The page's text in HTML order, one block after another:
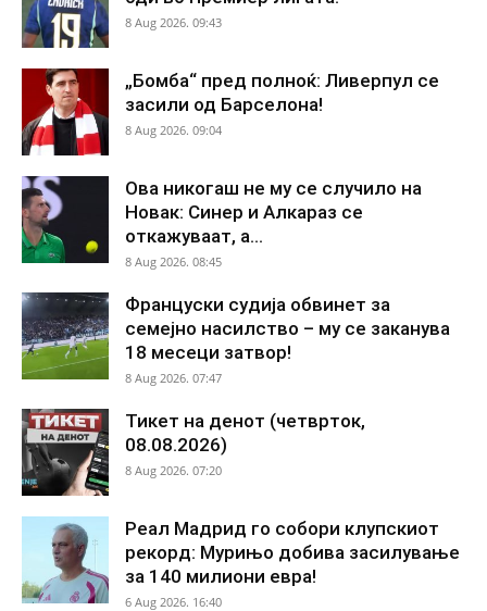
8 Aug 2026. 09:43
„Бомба“ пред полноќ: Ливерпул се
засили од Барселона!
8 Aug 2026. 09:04
Ова никогаш не му се случило на
Новак: Синер и Алкараз се
откажуваат, а...
8 Aug 2026. 08:45
Француски судија обвинет за
семејно насилство – му се заканува
18 месеци затвор!
8 Aug 2026. 07:47
Тикет на денот (четврток,
08.08.2026)
8 Aug 2026. 07:20
Реал Мадрид го собори клупскиот
рекорд: Мурињо добива засилување
за 140 милиони евра!
6 Aug 2026. 16:40